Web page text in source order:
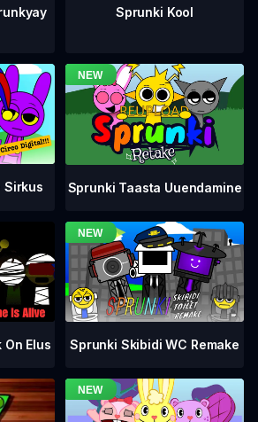
Sprunki Kool
Sirkus Sprunki Taasta Uuendamine
Elus Sprunki Skibidi WC Remake